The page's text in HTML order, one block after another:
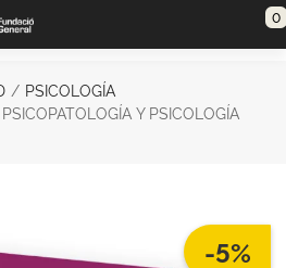
0
PSICOLOGÍA
Y PSICOLOGÍA
-5%